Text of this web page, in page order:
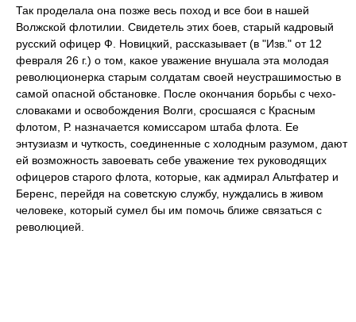
Так проделала она позже весь поход и все бои в нашей
Волжской флотилии. Свидетель этих боев, старый кадровый
русский офицер Ф. Новицкий, рассказывает (в "Изв." от 12
февраля 26 г.) о том, какое уважение внушала эта молодая
революционерка старым солдатам своей неустрашимостью в
самой опасной обстановке. После окончания борьбы с чехо-
словаками и освобождения Волги, сросшаяся с Красным
флотом, Р. назначается комиссаром штаба флота. Ее
энтузиазм и чуткость, соединенные с холодным разумом, дают
ей возможность завоевать себе уважение тех руководящих
офицеров старого флота, которые, как адмирал Альтфатер и
Беренс, перейдя на советскую службу, нуждались в живом
человеке, который сумел бы им помочь ближе связаться с
революцией.